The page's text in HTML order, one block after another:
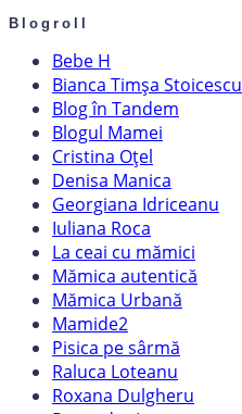
Blogroll
Bebe H
Bianca Timșa Stoicescu
Blog în Tandem
Blogul Mamei
Cristina Oțel
Denisa Manica
Georgiana Idriceanu
Iuliana Roca
La ceai cu mămici
Mămica autentică
Mămica Urbană
Mamide2
Pisica pe sârmă
Raluca Loteanu
Roxana Dulgheru